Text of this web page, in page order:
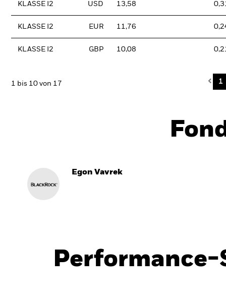
KLASSE I2 USD 13,58
KLASSE I2 EUR 11,76
KLASSE I2 GBP 10,08
1 bis 10 von 17 1
Egon Vavrek
Performance-